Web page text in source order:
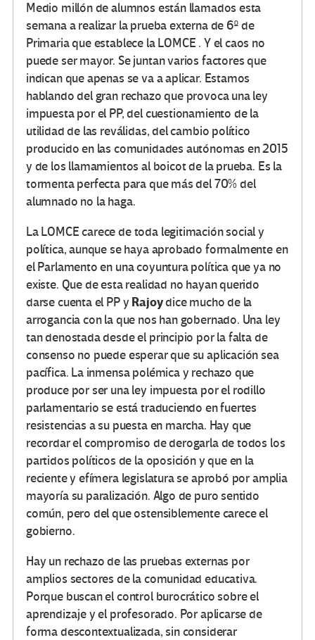
Medio millón de alumnos están llamados esta
semana a realizar la prueba externa de 6º de
Primaria que establece la LOMCE . Y el caos no
puede ser mayor. Se juntan varios factores que
indican que apenas se va a aplicar. Estamos
hablando del gran rechazo que provoca una ley
impuesta por el PP, del cuestionamiento de la
utilidad de las reválidas, del cambio político
producido en las comunidades autónomas en 2015
y de los llamamientos al boicot de la prueba. Es la
tormenta perfecta para que más del 70% del
alumnado no la haga.
La LOMCE carece de toda legitimación social y
política, aunque se haya aprobado formalmente en
el Parlamento en una coyuntura política que ya no
existe. Que de esta realidad no hayan querido
darse cuenta el PP y Rajoydice mucho de la
arrogancia con la que nos han gobernado. Una ley
tan denostada desde el principio por la falta de
consenso no puede esperar que su aplicación sea
pacífica. La inmensa polémica y rechazo que
produce por ser una ley impuesta por el rodillo
parlamentario se está traduciendo en fuertes
resistencias a su puesta en marcha. Hay que
recordar el compromiso de derogarla de todos los
partidos políticos de la oposición y que en la
reciente y efímera legislatura se aprobó por amplia
mayoría su paralización. Algo de puro sentido
común, pero del que ostensiblemente carece el
gobierno.
Hay un rechazo de las pruebas externas por
amplios sectores de la comunidad educativa.
Porque buscan el control burocrático sobre el
aprendizaje y el profesorado. Por aplicarse de
forma descontextualizada, sin considerar